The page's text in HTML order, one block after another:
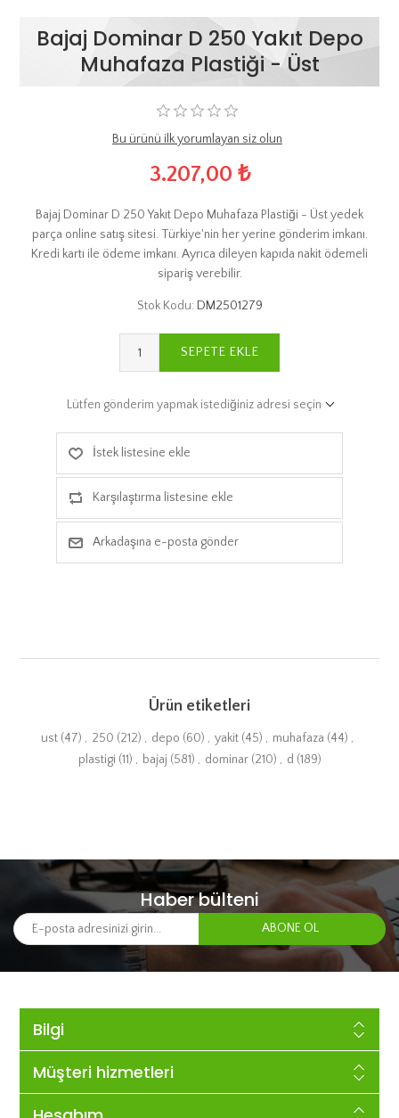
Bajaj Dominar D 250 Yakıt Depo
Muhafaza Plastiği - Üst
Bu ürünü ilk yorumlayan siz olun
3.207,00 ₺
Bajaj Dominar D 250 Yakıt Depo Muhafaza Plastiği - Üst yedek
parça online satış sitesi. Türkiye'nin her yerine gönderim imkanı.
Kredi kartı ile ödeme imkanı. Ayrıca dileyen kapıda nakit ödemeli
sipariş verebilir.
Stok Kodu: DM2501279
SEPETE EKLE
Lütfen gönderim yapmak istediğiniz adresi seçin
İstek listesine ekle
Karşılaştırma listesine ekle
Arkadaşına e-posta gönder
Ürün etiketleri
ust (47) , 250 (212) , depo (60) , yakit (45) , muhafaza (44) ,
plastigi (11) , bajaj (581) , dominar (210) , d (189)
Haber bülteni
Bilgi
Müşteri hizmetleri